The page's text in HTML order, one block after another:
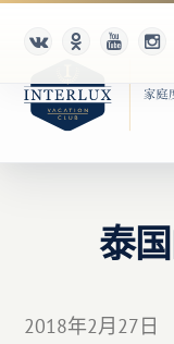
俱乐部
泰
2018年2月27日